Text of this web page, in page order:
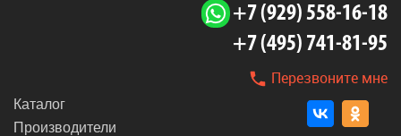
+7 (929) 558-16-18
+7 (495) 741-81-95
Перезвоните мне
Каталог
Производители